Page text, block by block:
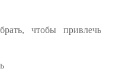
чтобы привлечь